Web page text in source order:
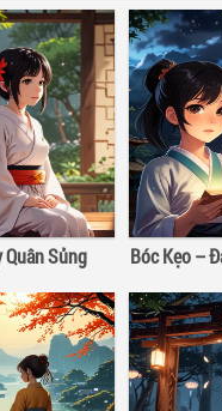
Quân Sủng